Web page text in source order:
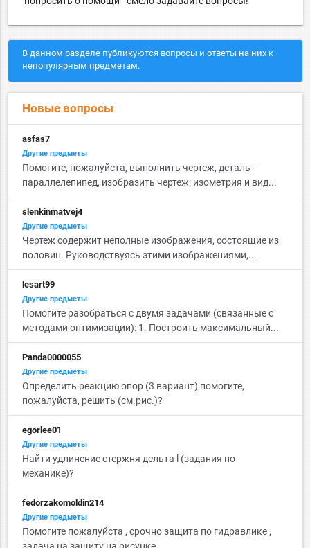
В данном разделе публикуются вопросы и ответы на них к
непопулярным предметам.
Новые вопросы
asfas7
Другие предметы
Помогите, пожалуйста, выполнить чертеж, деталь -
параллелепипед, изобразить чертеж: изометрия и вид...
slenkinmatvej4
Другие предметы
Чертеж содержит неполные изображения, состоящие из
половин. Руководствуясь этими изображениями,...
lesart99
Другие предметы
Помогите разобраться с двумя задачами (связанные с
методами оптимизации): 1. Построить максимальный...
Panda0000055
Другие предметы
Определить реакцию опор (3 вариант) помогите,
пожалуйста, решить (см.рис.)?
egorlee01
Другие предметы
Найти удлинение стержня дельта l (задания по
механике)?
fedorzakomoldin214
Другие предметы
Помогите пожалуйста , срочно защита по гидравлике ,